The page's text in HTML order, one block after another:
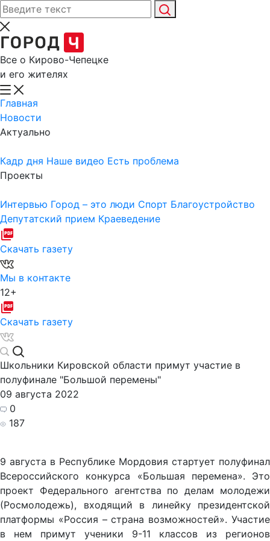
Все о Кирово-Чепецке
и его жителях
Главная
Новости
Актуально
Кадр дня Наше видео Есть проблема
Проекты
Интервью Город – это люди Спорт Благоустройство
Депутатский прием Краеведение
Скачать газету
Мы в контакте
12+
Скачать газету
Школьники Кировской области примут участие в
полуфинале "Большой перемены"
09 августа 2022
0
187
9 августа в Республике Мордовия стартует полуфинал
Всероссийского конкурса «Большая перемена». Это
проект Федерального агентства по делам молодежи
(Росмолодежь), входящий в линейку президентской
платформы «Россия – страна возможностей». Участие
в нем примут ученики 9-11 классов из регионов